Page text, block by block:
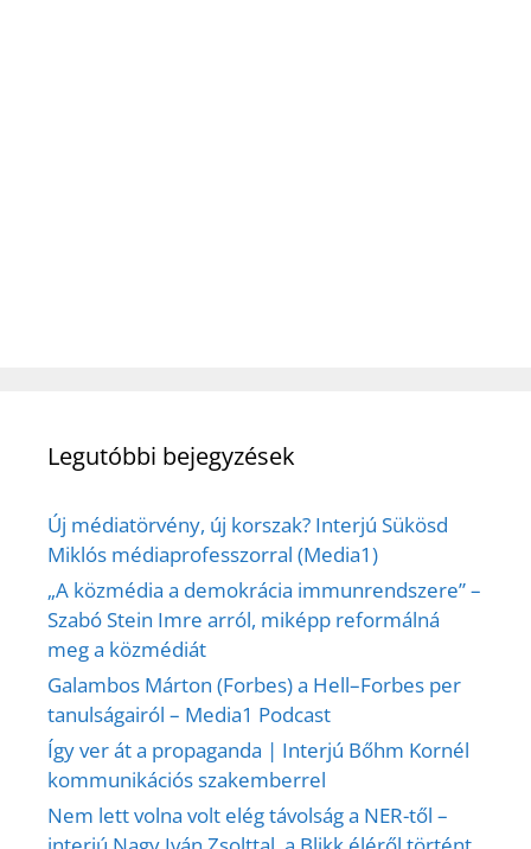
Legutóbbi bejegyzések
Új médiatörvény, új korszak? Interjú Sükösd
Miklós médiaprofesszorral (Media1)
„A közmédia a demokrácia immunrendszere” –
Szabó Stein Imre arról, miképp reformálná
meg a közmédiát
Galambos Márton (Forbes) a Hell–Forbes per
tanulságairól – Media1 Podcast
Így ver át a propaganda | Interjú Bőhm Kornél
kommunikációs szakemberrel
Nem lett volna volt elég távolság a NER-től –